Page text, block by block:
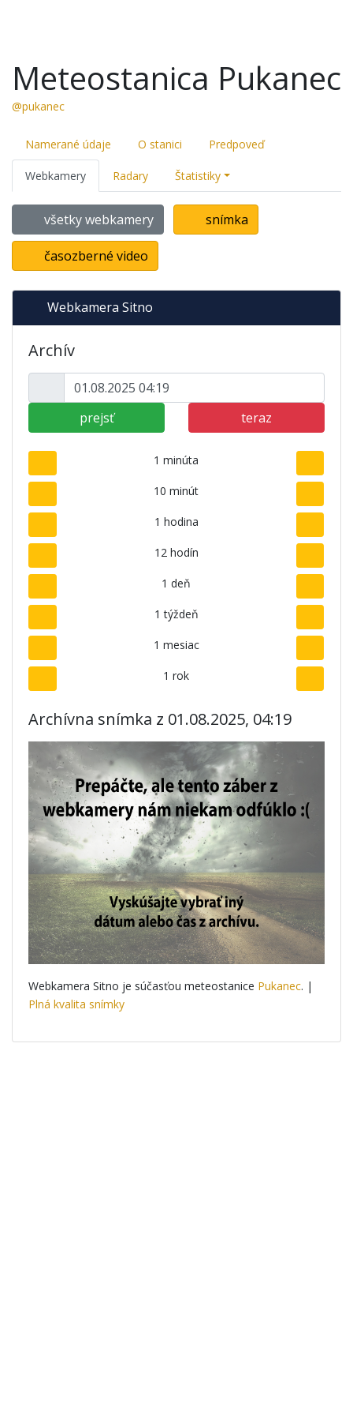
Meteostanica Pukanec
@pukanec
Namerané údaje O stanici Predpoveď
Webkamery Radary Štatistiky
všetky webkamery snímka
časozberné video
Webkamera Sitno
Archív
prejsť teraz
1 minúta
10 minút
1 hodina
12 hodín
1 deň
1 týždeň
1 mesiac
1 rok
Archívna snímka z 01.08.2025, 04:19
Webkamera Sitno je súčasťou meteostanice Pukanec. |
Plná kvalita snímky